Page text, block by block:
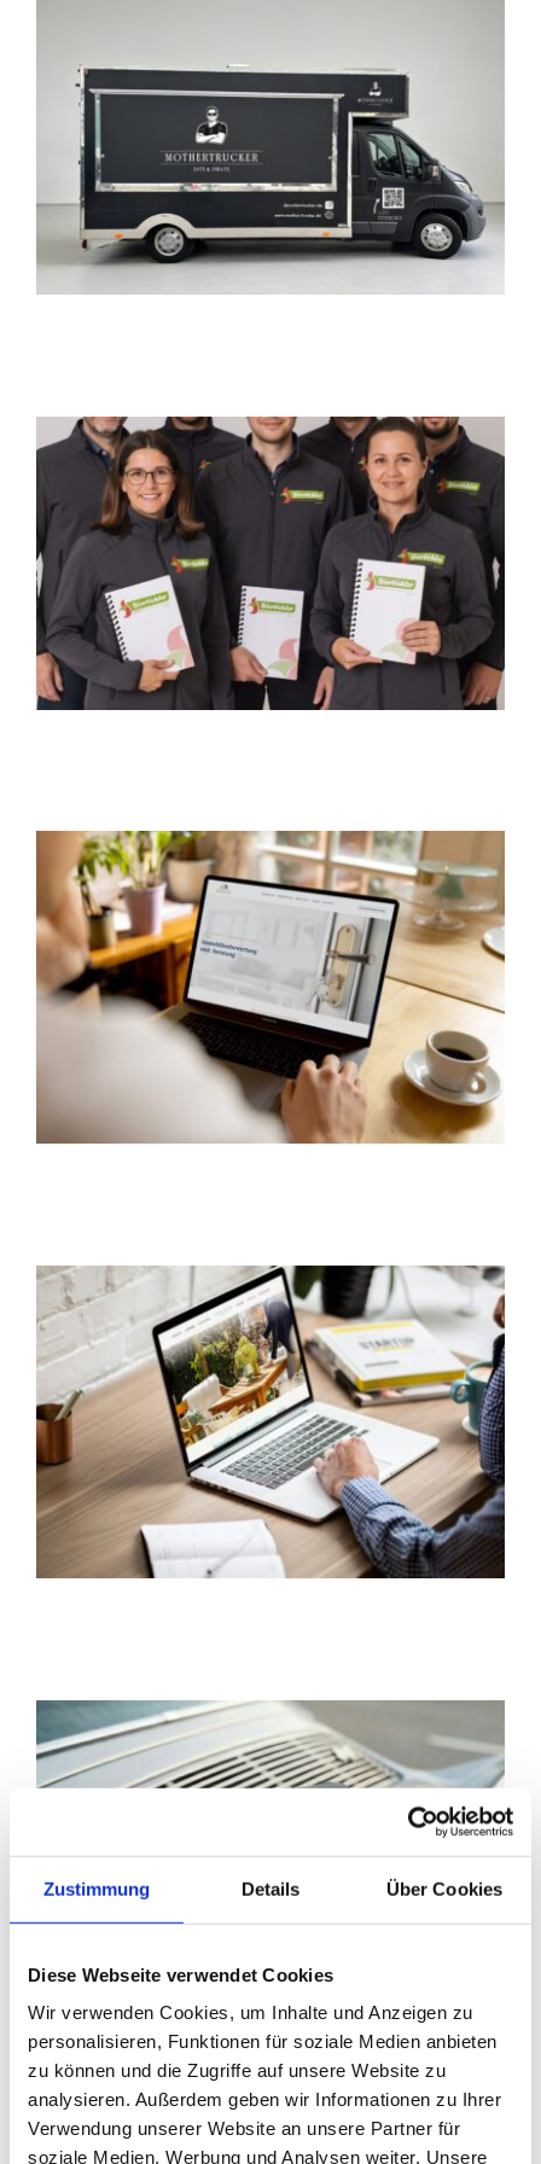
Zustimmung Details Über Cookies
Diese Webseite verwendet Cookies
Wir verwenden Cookies, um Inhalte und Anzeigen zu
personalisieren, Funktionen für soziale Medien anbieten
zu können und die Zugriffe auf unsere Website zu
analysieren. Außerdem geben wir Informationen zu Ihrer
Verwendung unserer Website an unsere Partner für
soziale Medien, Werbung und Analysen weiter. Unsere